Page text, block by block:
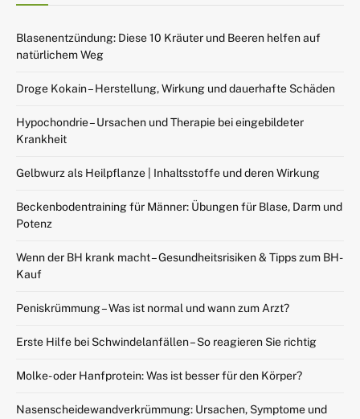
Blasenentzündung: Diese 10 Kräuter und Beeren helfen auf
natürlichem Weg
Droge Kokain – Herstellung, Wirkung und dauerhafte Schäden
Hypochondrie – Ursachen und Therapie bei eingebildeter
Krankheit
Gelbwurz als Heilpflanze | Inhaltsstoffe und deren Wirkung
Beckenbodentraining für Männer: Übungen für Blase, Darm und
Potenz
Wenn der BH krank macht – Gesundheitsrisiken & Tipps zum BH-
Kauf
Peniskrümmung – Was ist normal und wann zum Arzt?
Erste Hilfe bei Schwindelanfällen – So reagieren Sie richtig
Molke- oder Hanfprotein: Was ist besser für den Körper?
Nasenscheidewandverkrümmung: Ursachen, Symptome und